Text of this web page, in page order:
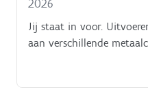
2026
Jij staat in voor.
aan verschillende